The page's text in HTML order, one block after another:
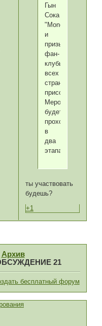
Гын
Сока
"Monochrome"
и
призывает
фан-
клубы
всех
стран
присоединиться!
Мероприятие
будет
проходить
в
два
этапа.
ты участвовать
будешь?
+1
Архив
21
бесплатный форум